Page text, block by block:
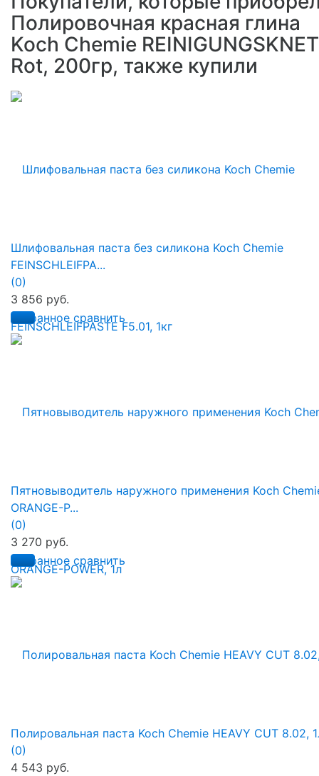
Полировочная красная глина
Koch Chemie
Rot, 200гр, также купили
избранное сравнить
Шлифовальная паста без силикона Koch Chemie
FEINSCHLEIFPA...
(0)
3 856 руб.
избранное сравнить
Пятновыводитель наружного применения Koch
ORANGE-P...
(0)
3 270 руб.
Полировальная паста Koch Chemie HEAVY CUT 8.02,
(0)
4 543 руб.